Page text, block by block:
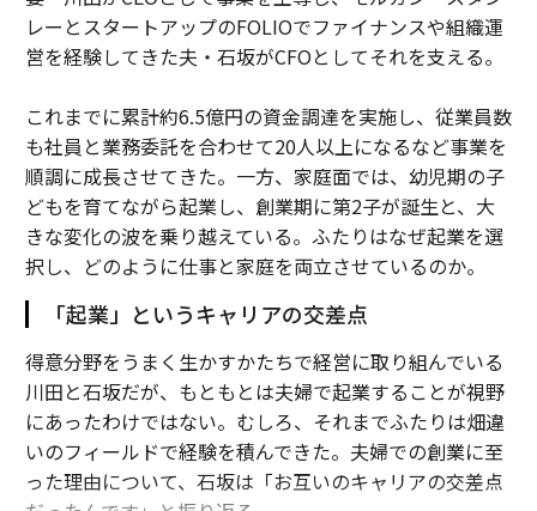
レーとスタートアップのFOLIOでファイナンスや組織運
営を経験してきた夫・石坂がCFOとしてそれを支える。
これまでに累計約6.5億円の資金調達を実施し、従業員数
も社員と業務委託を合わせて20人以上になるなど事業を
順調に成長させてきた。一方、家庭面では、幼児期の子
どもを育てながら起業し、創業期に第2子が誕生と、大
きな変化の波を乗り越えている。ふたりはなぜ起業を選
択し、どのように仕事と家庭を両立させているのか。
「起業」というキャリアの交差点
得意分野をうまく生かすかたちで経営に取り組んでいる
川田と石坂だが、もともとは夫婦で起業することが視野
にあったわけではない。むしろ、それまでふたりは畑違
いのフィールドで経験を積んできた。夫婦での創業に至
った理由について、石坂は「お互いのキャリアの交差点